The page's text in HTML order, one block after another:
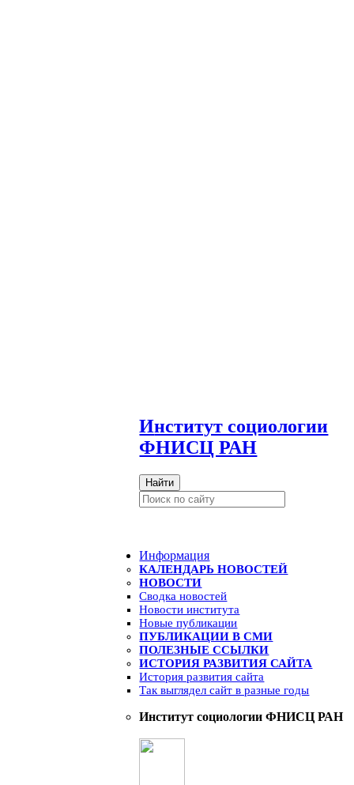
Институт социологии
ФНИСЦ РАН
Найти
Информация
КАЛЕНДАРЬ НОВОСТЕЙ
НОВОСТИ
Сводка новостей
Новости института
Новые публикации
ПУБЛИКАЦИИ В СМИ
ПОЛЕЗНЫЕ ССЫЛКИ
ИСТОРИЯ РАЗВИТИЯ САЙТА
История развития сайта
Так выглядел сайт в разные годы
Институт социологии ФНИСЦ РАН